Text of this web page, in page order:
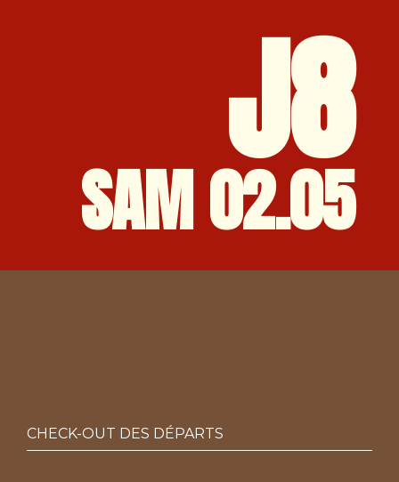
CHECK-OUT DES DÉPARTS
J8
SAM 02.05